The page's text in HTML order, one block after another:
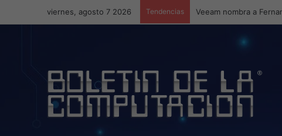
viernes, agosto 7 2026 Tendencias